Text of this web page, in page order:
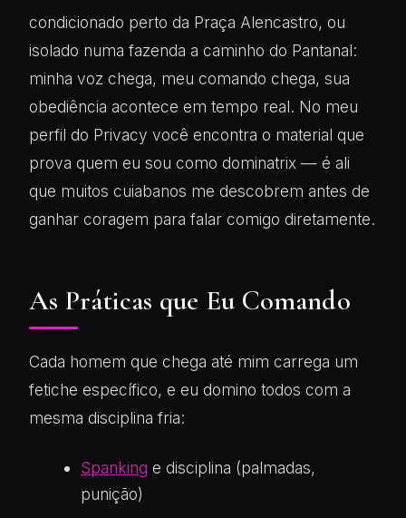
condicionado perto da Praça Alencastro, ou
isolado numa fazenda a caminho do Pantanal:
minha voz chega, meu comando chega, sua
obediência acontece em tempo real. No meu
perfil do Privacy você encontra o material que
prova quem eu sou como dominatrix — é ali
que muitos cuiabanos me descobrem antes de
ganhar coragem para falar comigo diretamente.
As Práticas que Eu Comando
Cada homem que chega até mim carrega um
fetiche específico, e eu domino todos com a
mesma disciplina fria:
Spanking e disciplina (palmadas,
punição)